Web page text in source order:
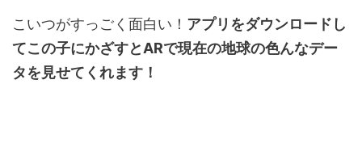
こいつがすっごく面白い！ アプリをダウンロードし
てこの子にかざすとARで現在の地球の色んなデー
タを見せてくれます！